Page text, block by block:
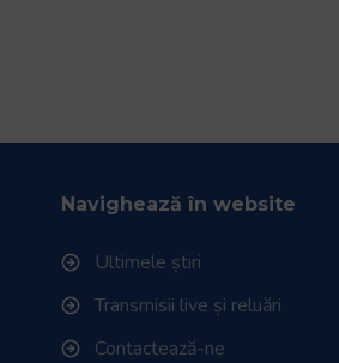
Navighează în website
Ultimele știri
Transmisii live și reluări
Contactează-ne